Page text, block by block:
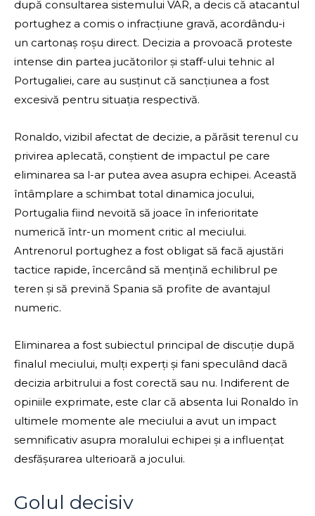
după consultarea sistemului VAR, a decis că atacantul
portughez a comis o infracțiune gravă, acordându-i
un cartonaș roșu direct. Decizia a provoacă proteste
intense din partea jucătorilor și staff-ului tehnic al
Portugaliei, care au susținut că sancțiunea a fost
excesivă pentru situația respectivă.
Ronaldo, vizibil afectat de decizie, a părăsit terenul cu
privirea aplecată, conștient de impactul pe care
eliminarea sa l-ar putea avea asupra echipei. Această
întâmplare a schimbat total dinamica jocului,
Portugalia fiind nevoită să joace în inferioritate
numerică într-un moment critic al meciului.
Antrenorul portughez a fost obligat să facă ajustări
tactice rapide, încercând să mențină echilibrul pe
teren și să prevină Spania să profite de avantajul
numeric.
Eliminarea a fost subiectul principal de discuție după
finalul meciului, mulți experți și fani speculând dacă
decizia arbitrului a fost corectă sau nu. Indiferent de
opiniile exprimate, este clar că absenta lui Ronaldo în
ultimele momente ale meciului a avut un impact
semnificativ asupra moralului echipei și a influențat
desfășurarea ulterioară a jocului.
Golul decisiv